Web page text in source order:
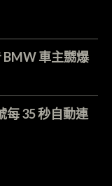
BMW 車主嬲爆
每 35 秒自動連